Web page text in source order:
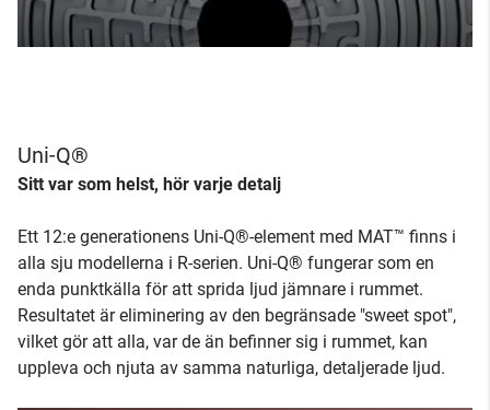
Uni-Q®
Sitt var som helst, hör varje detalj
Ett 12:e generationens Uni-Q®-element med MAT™ finns i
alla sju modellerna i R-serien. Uni-Q® fungerar som en
enda punktkälla för att sprida ljud jämnare i rummet.
Resultatet är eliminering av den begränsade "sweet spot",
vilket gör att alla, var de än befinner sig i rummet, kan
uppleva och njuta av samma naturliga, detaljerade ljud.